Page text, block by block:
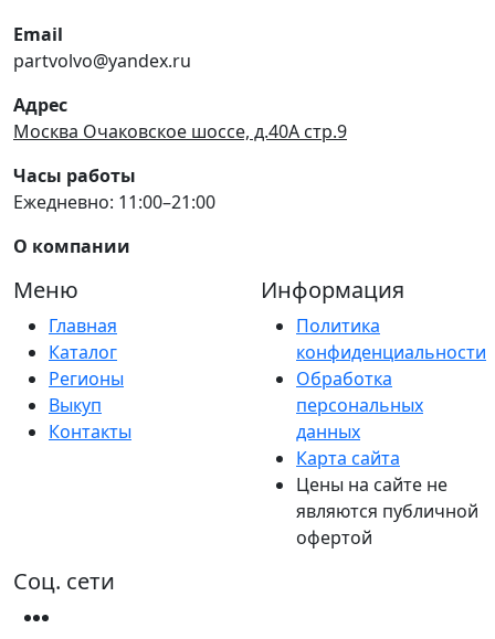
Email
partvolvo@yandex.ru
Адрес
Москва Очаковское шоссе, д.40А стр.9
Часы работы
Ежедневно: 11:00–21:00
О компании
Меню
Главная
Каталог
Регионы
Выкуп
Контакты
Информация
Политика
конфиденциальности
Обработка
персональных
данных
Карта сайта
Цены на сайте не
являются публичной
офертой
Соц. сети